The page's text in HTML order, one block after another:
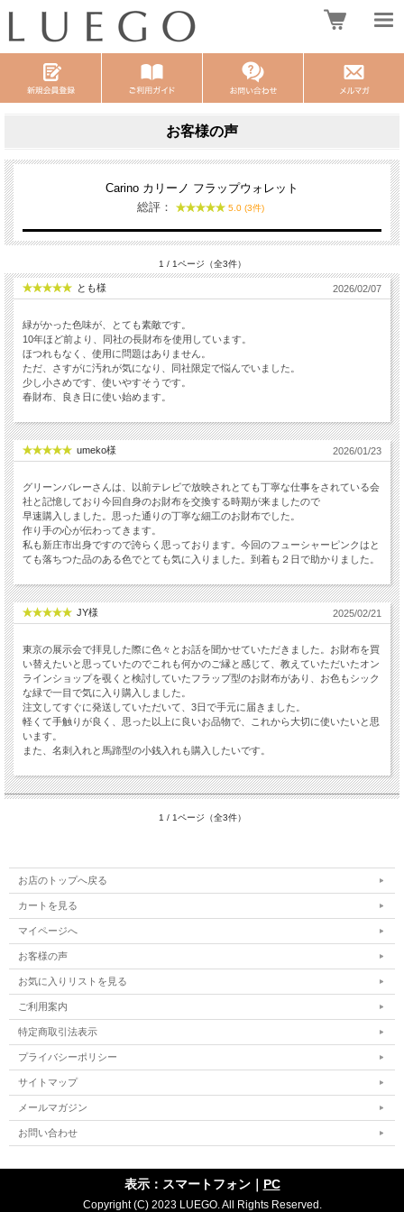
お客様の声
Carino カリーノ フラップウォレット
総評：
5.0 (3件)
1 / 1ページ（全3件）
とも様 2026/02/07
緑がかった色味が、とても素敵です。
10年ほど前より、同社の長財布を使用しています。
ほつれもなく、使用に問題はありません。
ただ、さすがに汚れが気になり、同社限定で悩んでいました。
少し小さめです、使いやすそうです。
春財布、良き日に使い始めます。
umeko様 2026/01/23
グリーンバレーさんは、以前テレビで放映されとても丁寧な仕事をされている会
社と記憶しており今回自身のお財布を交換する時期が来ましたので
早速購入しました。思った通りの丁寧な細工のお財布でした。
作り手の心が伝わってきます。
私も新庄市出身ですので誇らく思っております。今回のフューシャーピンクはと
ても落ちつた品のある色でとても気に入りました。到着も２日で助かりました。
JY様 2025/02/21
東京の展示会で拝見した際に色々とお話を聞かせていただきました。お財布を買
い替えたいと思っていたのでこれも何かのご縁と感じて、教えていただいたオン
ラインショップを覗くと検討していたフラップ型のお財布があり、お色もシック
な緑で一目で気に入り購入しました。
注文してすぐに発送していただいて、3日で手元に届きました。
軽くて手触りが良く、思った以上に良いお品物で、これから大切に使いたいと思
います。
また、名刺入れと馬蹄型の小銭入れも購入したいです。
1 / 1ページ（全3件）
お店のトップへ戻る
カートを見る
マイページへ
お客様の声
お気に入りリストを見る
ご利用案内
特定商取引法表示
プライバシーポリシー
サイトマップ
メールマガジン
お問い合わせ
表示：スマートフォン｜ PC
Copyright (C) 2023 LUEGO. All Rights Reserved.